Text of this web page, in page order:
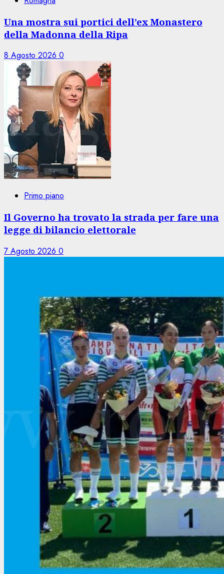
Una mostra sui portici dell’ex Monastero
della Madonna della Ripa
8 Agosto 2026 0
Primo piano
Il Governo ha trovato la strada per fare una
legge di bilancio elettorale
7 Agosto 2026 0